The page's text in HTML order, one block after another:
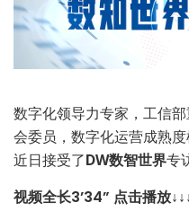
数字化领导力专家，工信
会委员，数字化运营成熟
近日接受了DW数智世界专
视频全长3’34” 点击播放